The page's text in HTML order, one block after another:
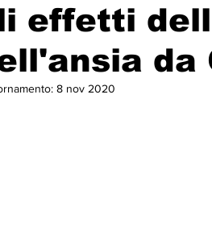
effetti
da
8 nov 2020